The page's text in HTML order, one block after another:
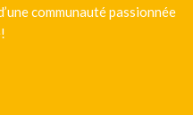
communauté passionnée